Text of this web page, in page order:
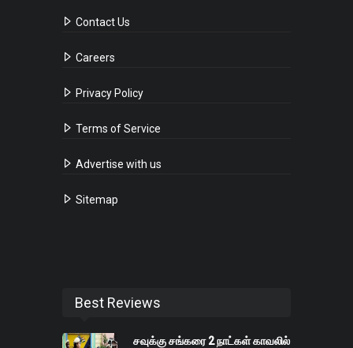
Contact Us
Careers
Privacy Policy
Terms of Service
Advertise with us
Sitemap
Best Reviews
சவுக்கு சங்கரை 2 நாட்கள் காவலில்